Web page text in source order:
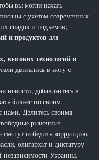
вы могли начать
с учетом современных
спадов и подъемов;
и продуктов для
высоких технологий и
двигались в ногу с
новости, добавляйтесь в
бизнес по своим
нами. Делитесь своими
рыночные
смогут победить коррупцию,
олигархат и диктатуру
независимости Украины.